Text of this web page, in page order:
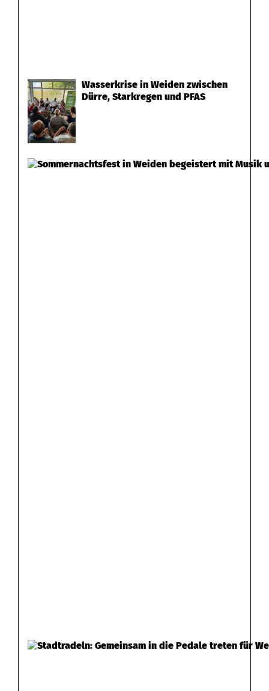
Wasserkrise in Weiden zwischen
Dürre, Starkregen und PFAS